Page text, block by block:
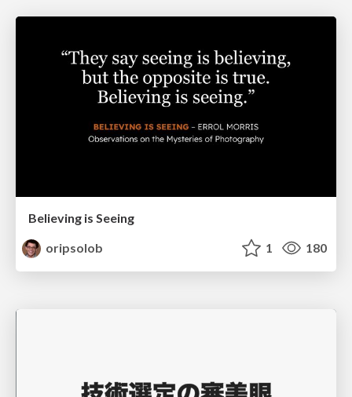
Believing is Seeing
oripsolob
1 180